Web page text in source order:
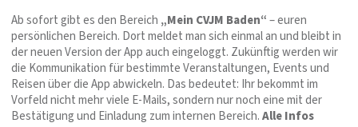
Ab sofort gibt es den Bereich „Mein CVJM Baden“– euren
persönlichen Bereich. Dort meldet man sich einmal an und bleibt in
der neuen Version der App auch eingeloggt. Zukünftig werden wir
die Kommunikation für bestimmte Veranstaltungen, Events und
Reisen über die App abwickeln. Das bedeutet: Ihr bekommt im
Vorfeld nicht mehr viele E-Mails, sondern nur noch eine mit der
Bestätigung und Einladung zum internen Bereich.Alle Infos